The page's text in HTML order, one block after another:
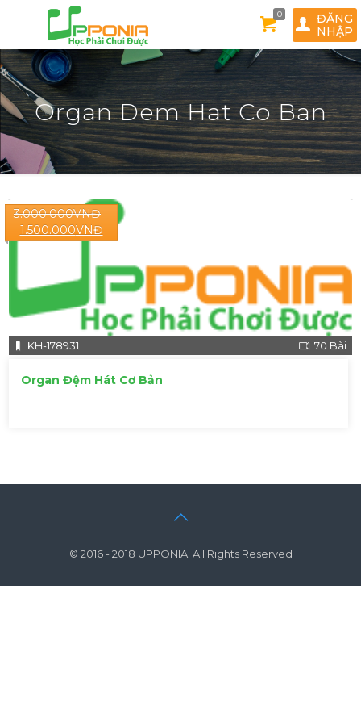
0
ĐĂNG
NHẬP
Organ Dem Hat Co Ban
KH-178931 70 Bài
Organ Đệm Hát Cơ Bản
3.000.000VNĐ
1.500.000VNĐ
© 2016 - 2018 UPPONIA. All Rights Reserved